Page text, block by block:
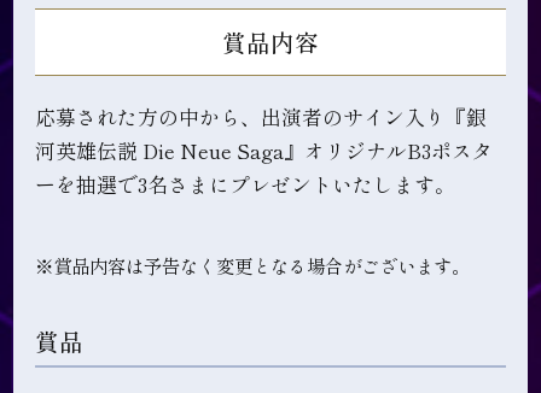
賞品内容
応募された方の中から、出演者のサイン入り『銀
河英雄伝説 Die Neue Saga』オリジナルB3ポスタ
ーを抽選で3名さまにプレゼントいたします。
※賞品内容は予告なく変更となる場合がございます。
賞品